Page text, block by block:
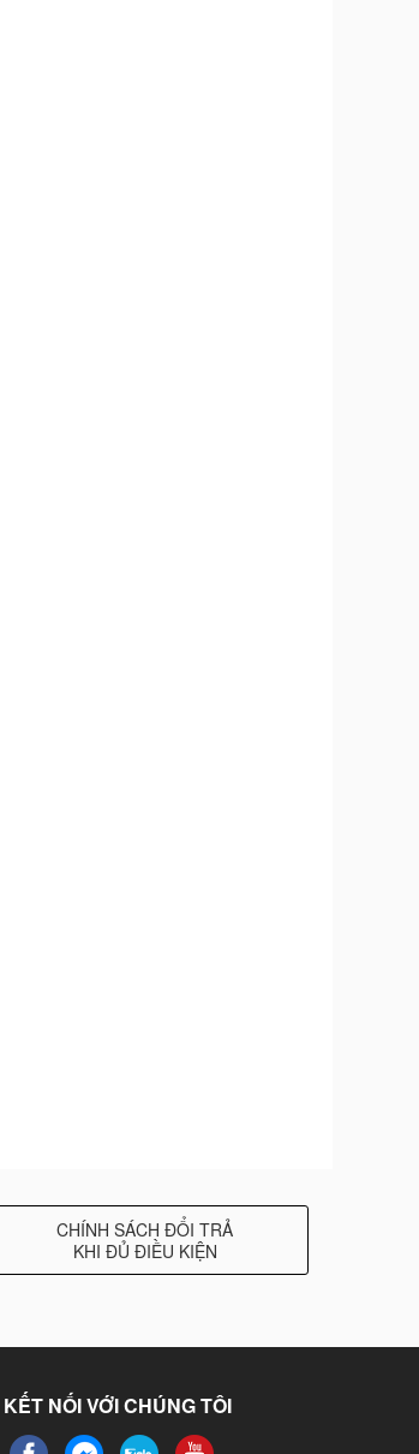
CHÍNH SÁCH ĐỔI TRẢ
KHI ĐỦ ĐIỀU KIỆN
KẾT NỐI VỚI CHÚNG TÔI